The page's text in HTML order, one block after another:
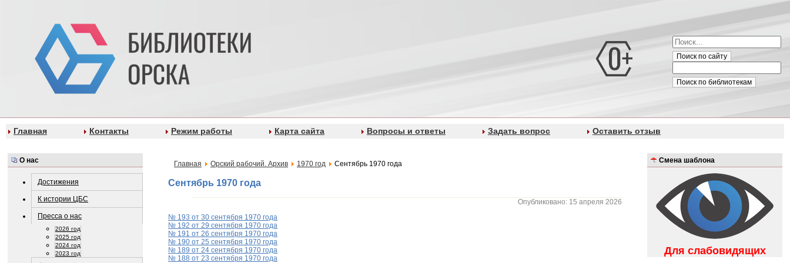
Поиск по сайту
Поиск по библиотекам
Главная Контакты Режим работы Карта сайта Вопросы и ответы Задать вопрос Оставить отзыв
О нас
Достижения
К истории ЦБС
Пресса о нас
2026 год
2025 год
2024 год
2023 год
Главная Орский рабочий. Архив 1970 год Сентябрь 1970 года
Сентябрь 1970 года
Опубликовано: 15 апреля 2026
№ 193 от 30 сентября 1970 года
№ 192 от 29 сентября 1970 года
№ 191 от 26 сентября 1970 года
№ 190 от 25 сентября 1970 года
№ 189 от 24 сентября 1970 года
№ 188 от 23 сентября 1970 года
Смена шаблона
Для слабовидящих